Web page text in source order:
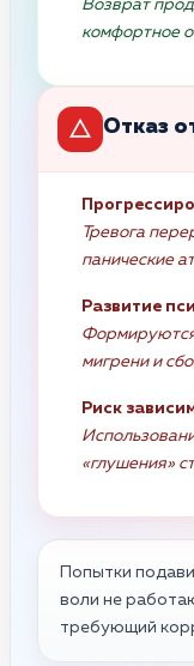
Возврат
комфортное
Отказ
Тревога
панические
Развитие
мигрени и
Риск
«глушения»
Попытки
воли не
требующий